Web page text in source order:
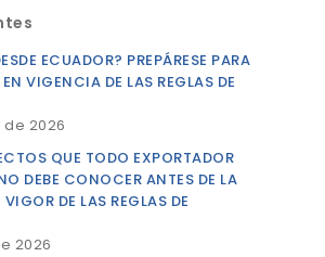
ECUADOR? PREPÁRESE PARA
VIGENCIA DE LAS REGLAS DE
2026
QUE TODO EXPORTADOR
DEBE CONOCER ANTES DE LA
DE LAS REGLAS DE
2026